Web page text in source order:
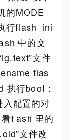
的MODE
行flash_ini
中的文
文件
flas
行boot：
配置的对
flash 里的
文件改